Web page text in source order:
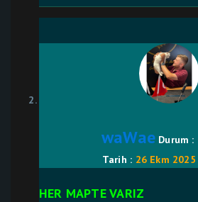
waWae Durum :
Tarih : 26 Ekm
HER MAPTE VARIZ